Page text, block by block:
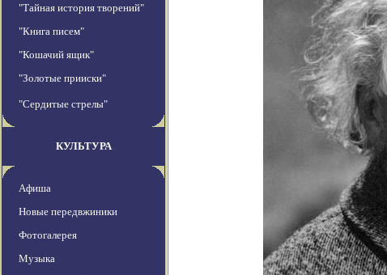
"Тайная история творений"
"Книга писем"
"Кошачий ящик"
"Золотые прииски"
"Сердитые стрелы"
КУЛЬТУРА
Афиша
Новые передвжиники
Фотогалерея
Музыка